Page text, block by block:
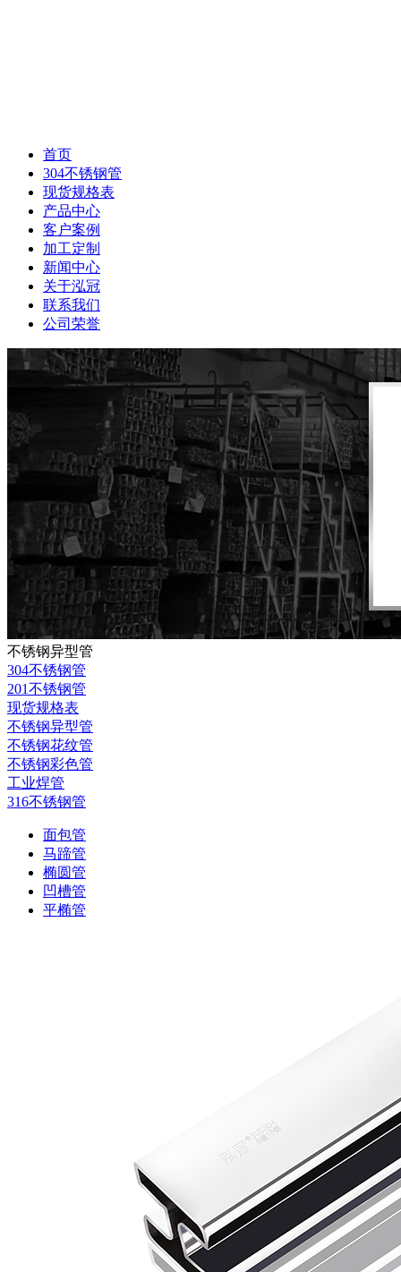
首页
304不锈钢管
现货规格表
产品中心
客户案例
加工定制
新闻中心
关于泓冠
联系我们
公司荣誉
不锈钢异型管
304不锈钢管
201不锈钢管
现货规格表
不锈钢异型管
不锈钢花纹管
不锈钢彩色管
工业焊管
316不锈钢管
面包管
马蹄管
椭圆管
凹槽管
平椭管